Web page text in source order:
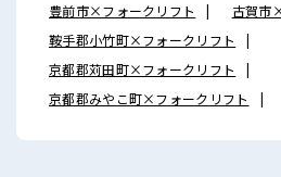
豊前市×フォークリフト
古賀市
鞍手郡小竹町×フォークリフト
京都郡苅田町×フォークリフト
京都郡みやこ町×フォークリフト